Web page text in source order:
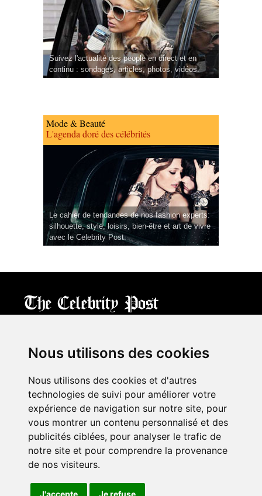
Nous utilisons des cookies
Nous utilisons des cookies et d'autres
technologies de suivi pour améliorer votre
expérience de navigation sur notre site, pour
vous montrer un contenu personnalisé et des
publicités ciblées, pour analyser le trafic de
notre site et pour comprendre la provenance
de nos visiteurs.
J'accepte Je refuse
Suivez l'actualité des people en direct et en
continu : sondages, articles, photos, vidéos.
Mode & Beauté
L'agenda doré des célébrités
Le cahier de tendances de nos fashion experts:
silhouette, style, loisirs, bien-être et art de vivre
avec le Celebrity Post.
Terms of Use| Privacy|Cookies Policy (Mes préférences)
À propos
Mentions légales
Contact Us
Follow us on
Watch us on